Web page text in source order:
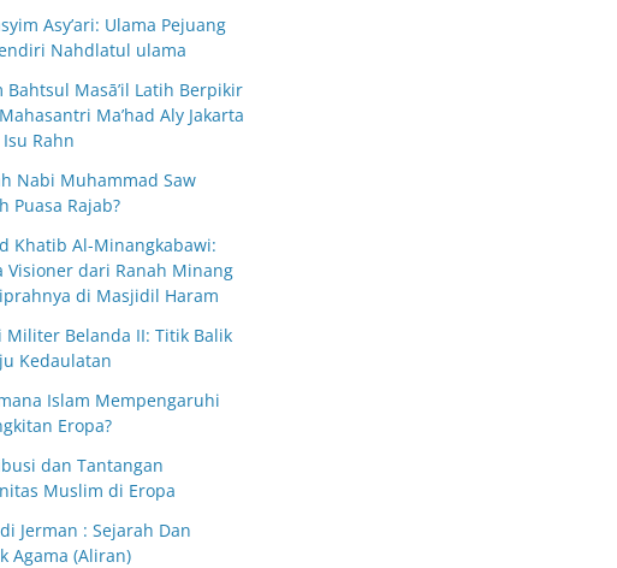
Asy’ari: Ulama Pejuang
Nahdlatul ulama
Bahtsul Masā’il Latih Berpikir
Ma’had Aly Jakarta
Rahn
Nabi Muhammad Saw
Puasa Rajab?
Khatib Al-Minangkabawi:
Visioner dari Ranah Minang
di Masjidil Haram
Militer Belanda II: Titik Balik
Kedaulatan
Islam Mempengaruhi
Eropa?
dan Tantangan
Muslim di Eropa
Jerman : Sejarah Dan
Agama (Aliran)